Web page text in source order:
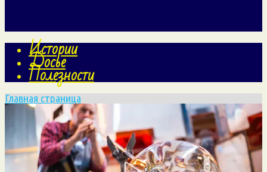
Истории
Досье
Полезности
Главная страница